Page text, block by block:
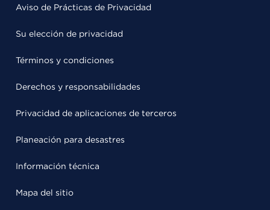
Aviso de Prácticas de Privacidad
Su elección de privacidad
Términos y condiciones
Derechos y responsabilidades
Privacidad de aplicaciones de terceros
Planeación para desastres
Información técnica
Mapa del sitio